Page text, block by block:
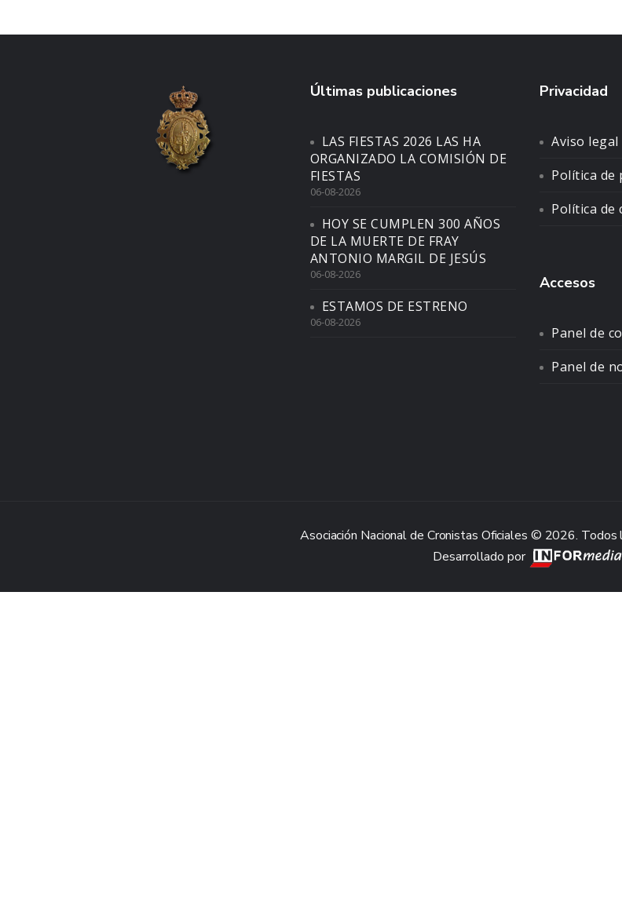
Últimas publicaciones
LAS FIESTAS 2026 LAS HA
ORGANIZADO LA COMISIÓN DE
FIESTAS
06-08-2026
HOY SE CUMPLEN 300 AÑOS
DE LA MUERTE DE FRAY
ANTONIO MARGIL DE JESÚS
06-08-2026
ESTAMOS DE ESTRENO
06-08-2026
Privacidad
Aviso legal
Política de
Política de
Accesos
Panel de
Panel de
Asociación Nacional de Cronistas Oficiales © 2026. Todos
Desarrollado por